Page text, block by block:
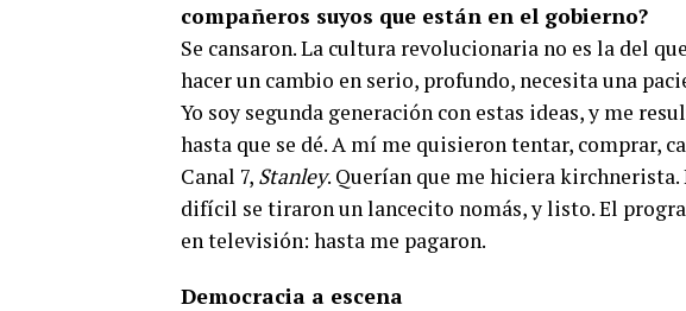
compañeros suyos que están en el gobierno?
Se cansaron. La cultura revolucionaria no es la del
hacer un cambio en serio, profundo, necesita una
Yo soy segunda generación con estas ideas, y me
hasta que se dé. A mí me quisieron tentar, comprar,
Canal 7, Stanley. Querían que me hiciera kirchnerista.
difícil se tiraron un lancecito nomás, y listo. El
en televisión: hasta me pagaron.
Democracia a escena